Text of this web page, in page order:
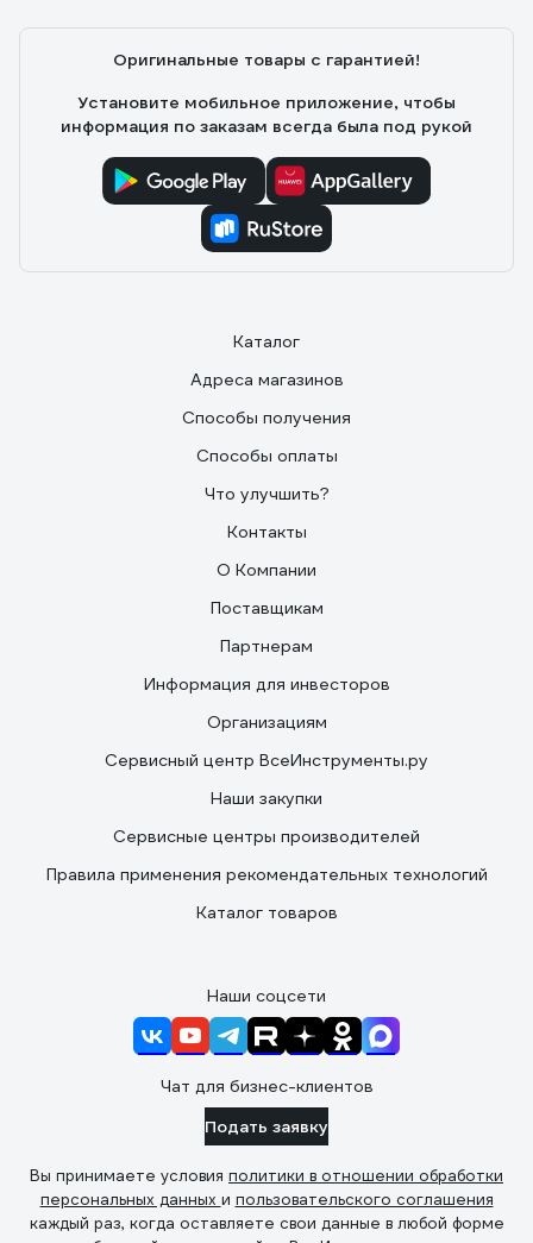
Оригинальные товары с гарантией!
Установите мобильное приложение, чтобы
информация по заказам всегда была под рукой
Каталог
Адреса магазинов
Способы получения
Способы оплаты
Что улучшить?
Контакты
О Компании
Поставщикам
Партнерам
Информация для инвесторов
Организациям
Сервисный центр ВсеИнструменты.ру
Наши закупки
Сервисные центры производителей
Правила применения рекомендательных технологий
Каталог товаров
Наши соцсети
Чат для бизнес-клиентов
Подать заявку
Вы принимаете условия политики в отношении обработки
персональных данных и пользовательского соглашения
каждый раз, когда оставляете свои данные в любой форме